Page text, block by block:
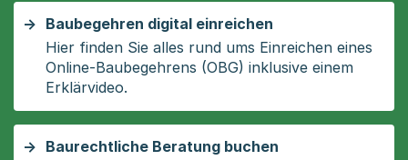
Baubegehren digital einreichen
Hier finden Sie alles rund ums Einreichen eines
Online-Baubegehrens (OBG) inklusive einem
Erklärvideo.
Baurechtliche Beratung buchen